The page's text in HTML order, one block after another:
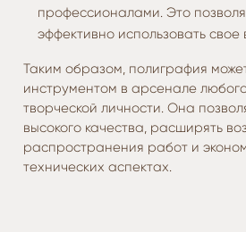
профессионалами. Это
эффективно использовать свое
Таким образом, полиграфия
инструментом в арсенале
творческой личности. Она
высокого качества, расширять
распространения работ и
технических аспектах.